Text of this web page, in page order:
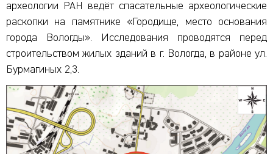
археологии РАН ведёт спасательные археологические
раскопки на памятнике «Городище, место основания
города Вологды». Исследования проводятся перед
строительством жилых зданий в г. Вологда, в районе ул.
Бурмагиных 2,3.